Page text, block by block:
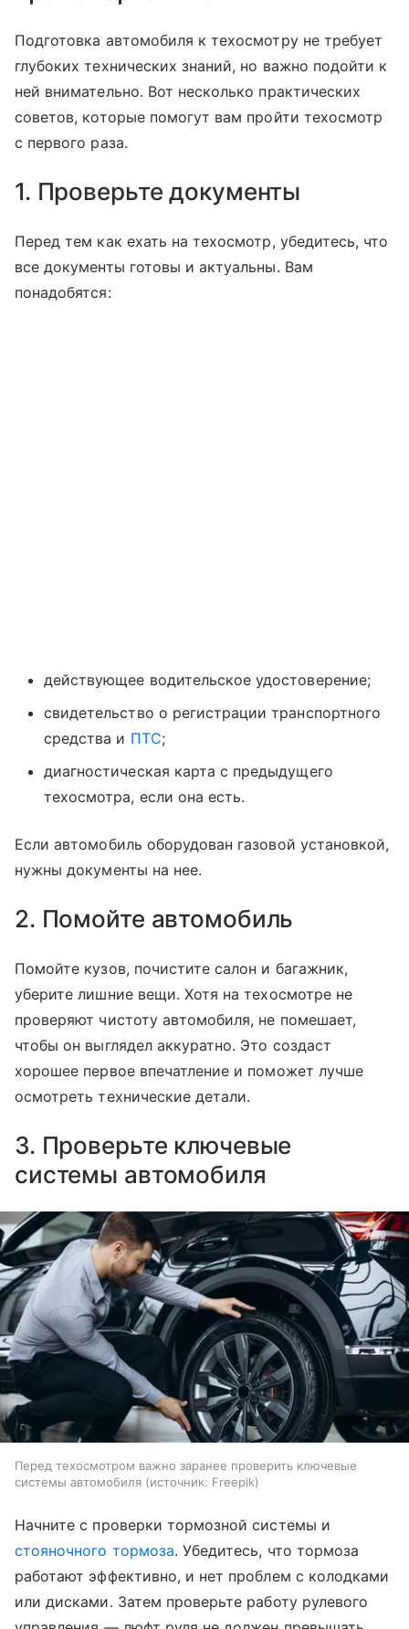
Подготовка автомобиля к техосмотру не требует
глубоких технических знаний, но важно подойти к
ней внимательно. Вот несколько практических
советов, которые помогут вам пройти техосмотр
с первого раза.
1. Проверьте документы
Перед тем как ехать на техосмотр, убедитесь, что
все документы готовы и актуальны. Вам
понадобятся:
действующее водительское удостоверение;
свидетельство о регистрации транспортного
средства и ПТС;
диагностическая карта с предыдущего
техосмотра, если она есть.
Если автомобиль оборудован газовой установкой,
нужны документы на нее.
2. Помойте автомобиль
Помойте кузов, почистите салон и багажник,
уберите лишние вещи. Хотя на техосмотре не
проверяют чистоту автомобиля, не помешает,
чтобы он выглядел аккуратно. Это создаст
хорошее первое впечатление и поможет лучше
осмотреть технические детали.
3. Проверьте ключевые
системы автомобиля
Перед техосмотром важно заранее проверить ключевые
системы автомобиля
источник: Freepik
Начните с проверки тормозной системы и
стояночного тормоза. Убедитесь, что тормоза
работают эффективно, и нет проблем с колодками
или дисками. Затем проверьте работу рулевого